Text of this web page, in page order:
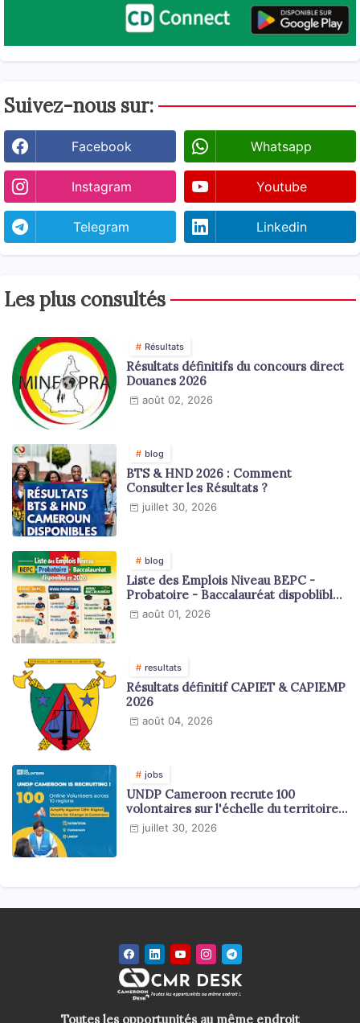
Suivez-nous sur:
Facebook Whatsapp
Instagram Youtube
Telegram Linkedin
Les plus consultés
Résultats
Résultats définitifs du concours direct
Douanes 2026
août 02, 2026
blog
BTS & HND 2026 : Comment
Consulter les Résultats ?
juillet 30, 2026
blog
Liste des Emplois Niveau BEPC -
Probatoire - Baccalauréat dispoblible
en 2026
août 01, 2026
resultats
Résultats définitif CAPIET & CAPIEMP
2026
août 04, 2026
jobs
UNDP Cameroon recrute 100
volontaires sur l'échelle du territoire
national
juillet 30, 2026
Toutes les opportunités au même endroit